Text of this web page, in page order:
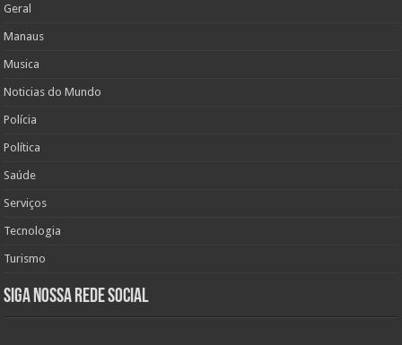
Geral
Manaus
Musica
Noticias do Mundo
Polícia
Política
Saúde
Serviços
Tecnologia
Turismo
Siga nossa rede social